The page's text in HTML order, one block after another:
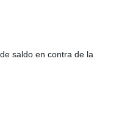
saldo en contra de la